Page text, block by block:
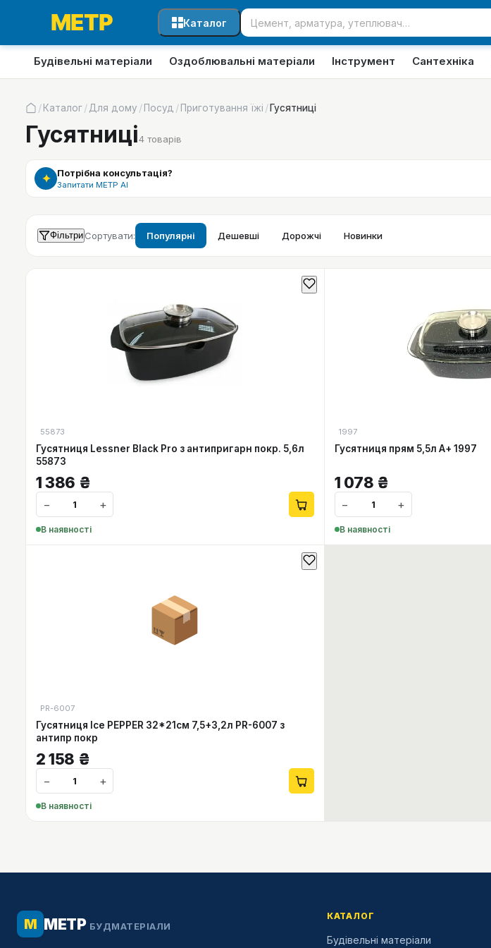
Каталог
Будівельні матеріали Оздоблювальні матеріали Інструмент Сантехніка
/Каталог/ Для дому /Посуд /Приготування їжі /Гусятниці
Гусятниці4 товарів
✦ Потрібна консультація?
Запитати МЕТР АІ
Фільтри Сортувати: Популярні Дешевші Дорожчі Новинки
55873
Гусятниця Lessner Black Pro з антипригарн покр. 5,6л
55873
1 386 ₴
− +
В наявності
1997
Гусятниця прям 5,5л А+ 1997
1 078 ₴
− +
В наявності
📦
PR-6007
Гусятниця Ісе PEPPER 32*21см 7,5+3,2л PR-6007 з
антипр покр
2 158 ₴
− +
В наявності
М МЕТР БУДМАТЕРІАЛИ
КАТАЛОГ
Будівельні матеріали